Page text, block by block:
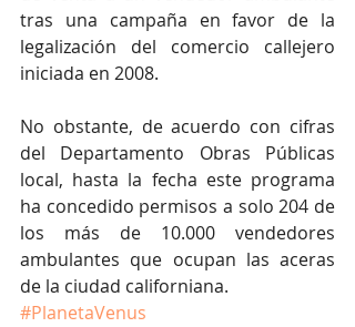
tras una campaña en favor de la
legalización del comercio callejero
iniciada en 2008.
No obstante, de acuerdo con cifras
del Departamento Obras Públicas
local, hasta la fecha este programa
ha concedido permisos a solo 204 de
los más de 10.000 vendedores
ambulantes que ocupan las aceras
de la ciudad californiana.
#PlanetaVenus